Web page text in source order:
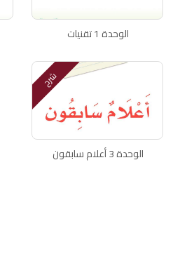
الوحدة 1 تقنيات
شرح
الوحدة 3 أعلام سابقون